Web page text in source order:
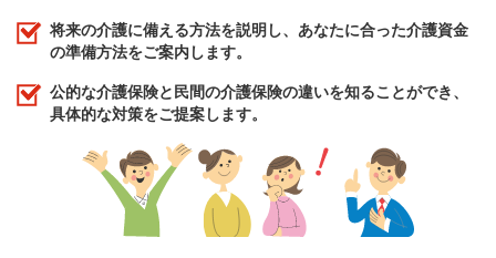
将来の介護に備える方法を説明し、あなたに合った介護資金
の準備方法をご案内します。
公的な介護保険と民間の介護保険の違いを知ることができ、
具体的な対策をご提案します。